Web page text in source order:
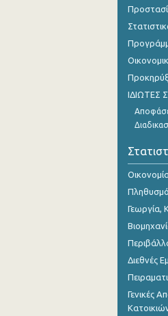
ΙΔΙΩΤΕΣ
Γεωργία,
Διεθνές
Γενικές